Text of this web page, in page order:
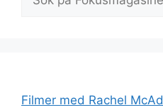
Filmer med Rachel